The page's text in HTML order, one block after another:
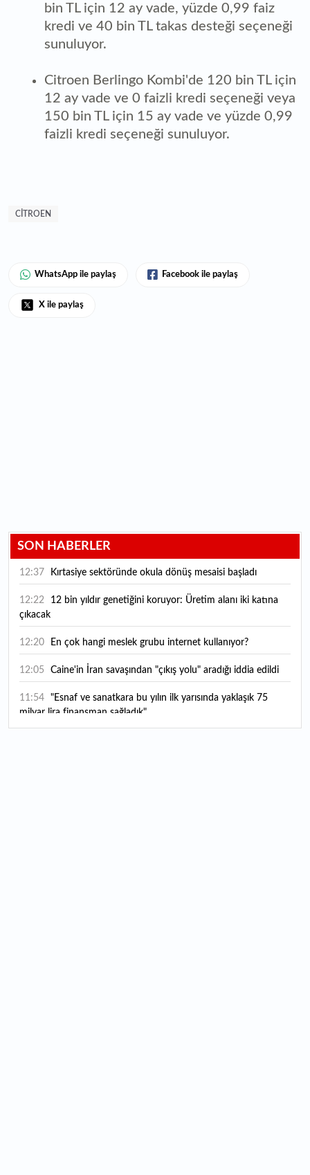
bin TL için 12 ay vade, yüzde 0,99 faiz
kredi ve 40 bin TL takas desteği seçeneği
sunuluyor.
Citroen Berlingo Kombi'de 120 bin TL için
12 ay vade ve 0 faizli kredi seçeneği veya
150 bin TL için 15 ay vade ve yüzde 0,99
faizli kredi seçeneği sunuluyor.
CITROEN
WhatsApp ile paylaş Facebook ile paylaş
X ile paylaş
SON HABERLER
12:37 Kırtasiye sektöründe okula dönüş mesaisi başladı
12:22
çıkacak
12:20 En çok hangi meslek grubu internet kullanıyor?
12:05 Caine'in İran savaşından "çıkış yolu" aradığı iddia edildi
11:54
milyar lira finansman sağladık"